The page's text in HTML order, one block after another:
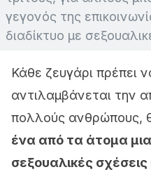
γεγονός της
διαδίκτυο με
Κάθε ζευγάρι πρέπει
αντιλαμβάνεται την
πολλούς ανθρώπους,
ένα από τα άτομα
σεξουαλικές